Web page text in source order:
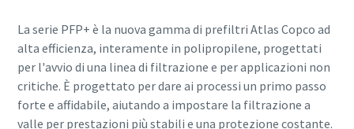
La serie PFP+ è la nuova gamma di prefiltri Atlas Copco ad
alta efficienza, interamente in polipropilene, progettati
per l'avvio di una linea di filtrazione e per applicazioni non
critiche. È progettato per dare ai processi un primo passo
forte e affidabile, aiutando a impostare la filtrazione a
valle per prestazioni più stabili e una protezione costante.